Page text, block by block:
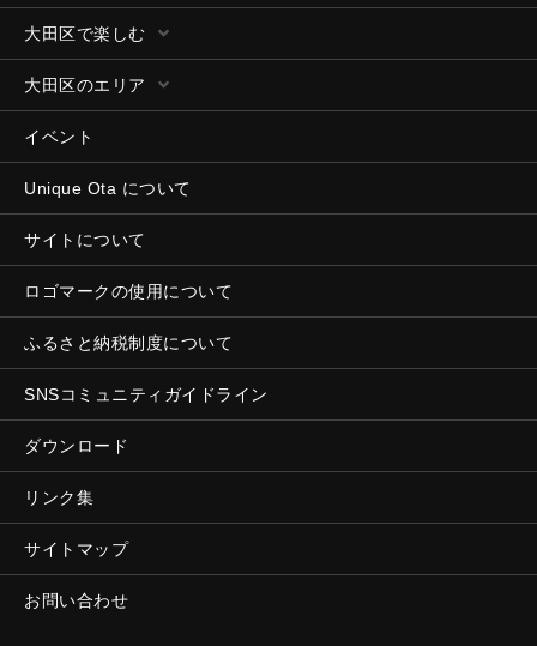
大田区で楽しむ
大田区のエリア
イベント
Unique Ota について
サイトについて
ロゴマークの使用について
ふるさと納税制度について
SNSコミュニティガイドライン
ダウンロード
リンク集
サイトマップ
お問い合わせ